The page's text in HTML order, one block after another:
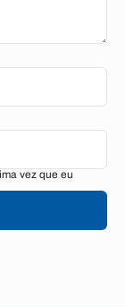
vez que eu